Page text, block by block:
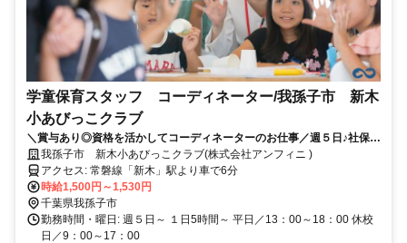
学童保育スタッフ コーディネーター/我孫子市 新木
小あびっこクラブ
＼賞与あり◎資格を活かしてコーディネーターのお仕事／週５日♪社保加
入！全体を把握する立場でお仕事◎
我孫子市 新木小あびっこクラブ(株式会社アンフィニ )
アクセス: 常磐線「新木」駅より車で6分
時給1,500円～1,530円
千葉県我孫子市
勤務時間・曜日: 週５日～ １日5時間～ 平日／13：00～18：00 休校
日／9：00～17：00